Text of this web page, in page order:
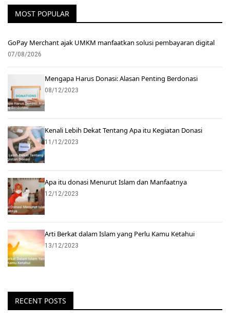
MOST POPULAR
GoPay Merchant ajak UMKM manfaatkan solusi pembayaran digital
07/08/2026
Mengapa Harus Donasi: Alasan Penting Berdonasi
08/12/2023
Kenali Lebih Dekat Tentang Apa itu Kegiatan Donasi
11/12/2023
Apa itu donasi Menurut Islam dan Manfaatnya
12/12/2023
Arti Berkat dalam Islam yang Perlu Kamu Ketahui
13/12/2023
RECENT POSTS